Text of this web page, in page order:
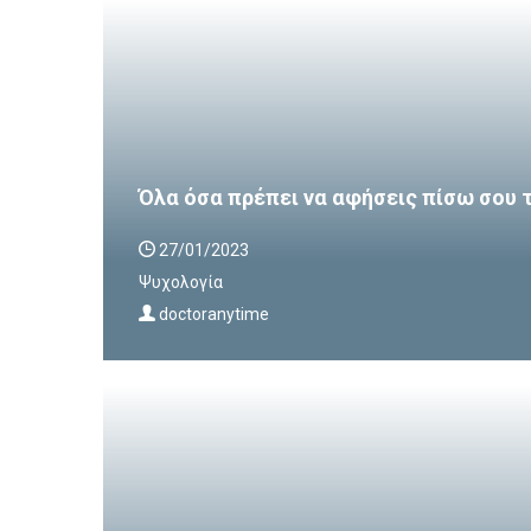
Όλα όσα πρέπει να αφήσεις πίσω σου
27/01/2023
Ψυχολογία
doctoranytime